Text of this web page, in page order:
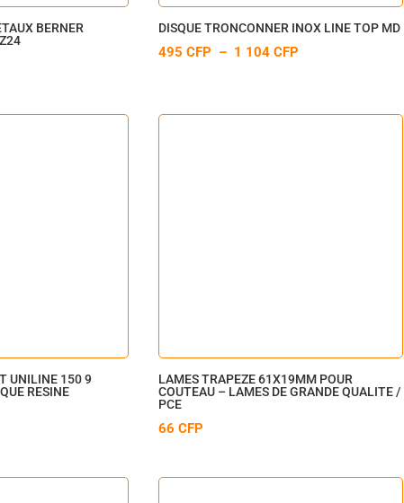
BERNER
DISQUE TRONCONNER INOX LINE TOP MD
495CFP – 1 104CFP
UNILINE 150 9
RESINE
LAMES TRAPEZE 61X19MM POUR
COUTEAU – LAMES DE GRANDE QUALITE /
PCE
66CFP